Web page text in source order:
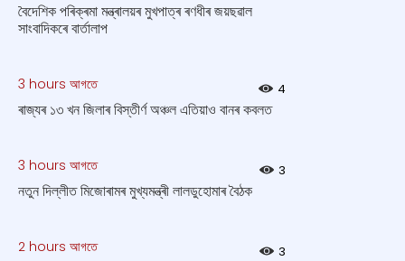
বৈদেশিক পৰিক্ৰমা মন্ত্ৰালয়ৰ মুখপাত্ৰ ৰণধীৰ জয়ছৱাল
সাংবাদিকৰে বাৰ্তালাপ
3 hours আগতে 4
ৰাজ্যৰ ১৩ খন জিলাৰ বিস্তীর্ণ অঞ্চল এতিয়াও বানৰ কবলত
3 hours আগতে 3
নতুন দিল্লীত মিজোৰামৰ মুখ্যমন্ত্ৰী লালডুহোমাৰ বৈঠক
2 hours আগতে 3